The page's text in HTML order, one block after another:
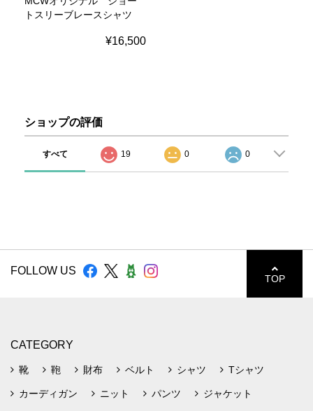
トスリーブレースシャツ
¥16,500
ショップの評価
すべて 19 0 0
FOLLOW US
TOP
CATEGORY
靴 鞄 財布 ベルト シャツ Tシャツ
カーディガン ニット パンツ ジャケット